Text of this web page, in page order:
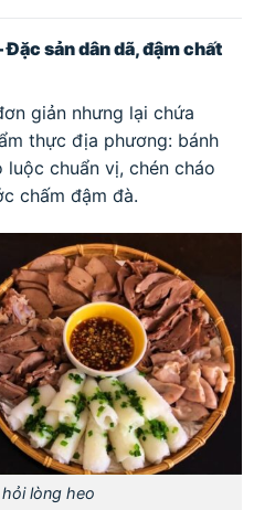
Đặc sản dân dã, đậm chất
giản nhưng lại chứa
thực địa phương: bánh
luộc chuẩn vị, chén cháo
chấm đậm đà.
lòng heo